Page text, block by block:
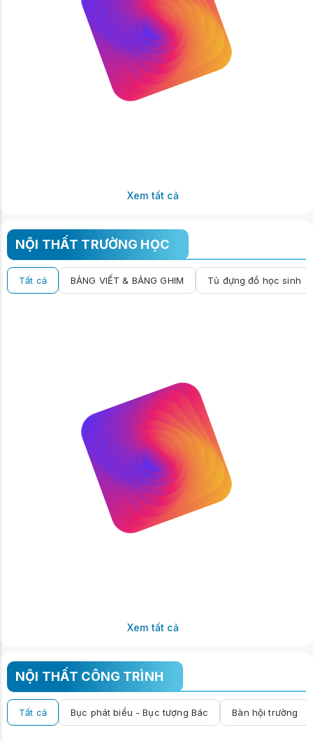
Xem tất cả
NỘI THẤT TRƯỜNG HỌC
Tất cả BẢNG VIẾT & BẢNG GHIM Tủ đựng đồ học sinh
Xem tất cả
NỘI THẤT CÔNG TRÌNH
Tất cả Bục phát biểu - Bục tượng Bác Bàn hội trường